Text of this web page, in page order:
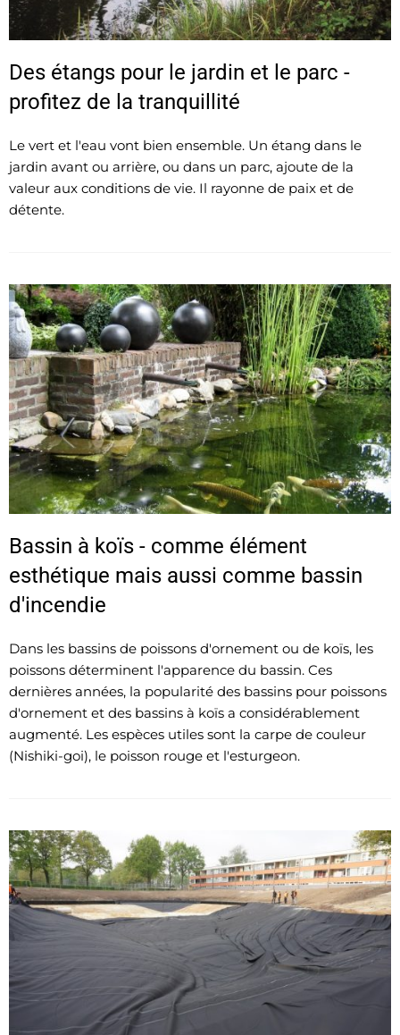
Des étangs pour le jardin et le parc -
profitez de la tranquillité
Le vert et l'eau vont bien ensemble. Un étang dans le
jardin avant ou arrière, ou dans un parc, ajoute de la
valeur aux conditions de vie. Il rayonne de paix et de
détente.
Bassin à koïs - comme élément
esthétique mais aussi comme bassin
d'incendie
Dans les bassins de poissons d'ornement ou de koïs, les
poissons déterminent l'apparence du bassin. Ces
dernières années, la popularité des bassins pour poissons
d'ornement et des bassins à koïs a considérablement
augmenté. Les espèces utiles sont la carpe de couleur
(Nishiki-goi), le poisson rouge et l'esturgeon.